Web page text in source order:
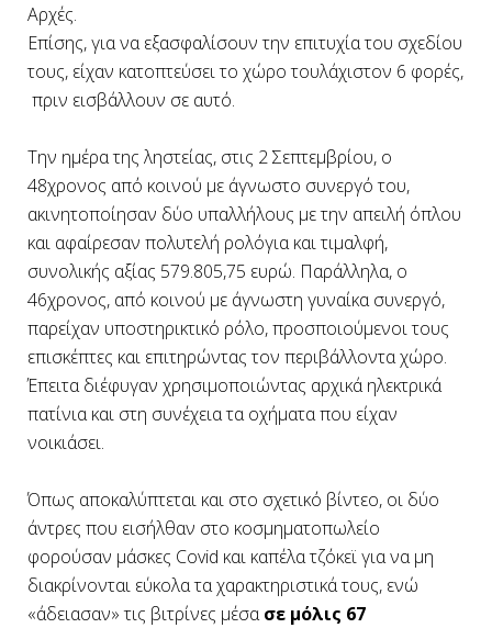
Αρχές.
Επίσης, για να εξασφαλίσουν την επιτυχία του σχεδίου
τους, είχαν κατοπτεύσει το χώρο τουλάχιστον 6 φορές,
πριν εισβάλλουν σε αυτό.
Την ημέρα της ληστείας, στις 2 Σεπτεμβρίου, ο
48χρονος από κοινού με άγνωστο συνεργό του,
ακινητοποίησαν δύο υπαλλήλους με την απειλή όπλου
και αφαίρεσαν πολυτελή ρολόγια και τιμαλφή,
συνολικής αξίας 579.805,75 ευρώ. Παράλληλα, ο
46χρονος, από κοινού με άγνωστη γυναίκα συνεργό,
παρείχαν υποστηρικτικό ρόλο, προσποιούμενοι τους
επισκέπτες και επιτηρώντας τον περιβάλλοντα χώρο.
Έπειτα διέφυγαν χρησιμοποιώντας αρχικά ηλεκτρικά
πατίνια και στη συνέχεια τα οχήματα που είχαν
νοικιάσει.
Όπως αποκαλύπτεται και στο σχετικό βίντεο, οι δύο
άντρες που εισήλθαν στο κοσμηματοπωλείο
φορούσαν μάσκες Covid και καπέλα τζόκεϊ για να μη
διακρίνονται εύκολα τα χαρακτηριστικά τους, ενώ
«άδειασαν» τις βιτρίνες μέσασε μόλις 67